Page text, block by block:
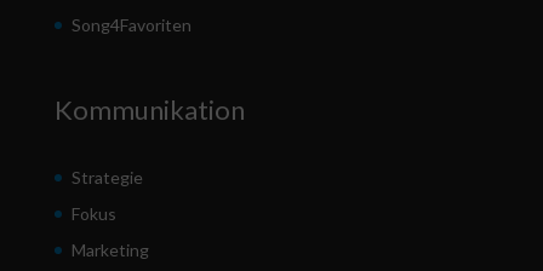
Song4Favoriten
Kommunikation
Strategie
Fokus
Marketing